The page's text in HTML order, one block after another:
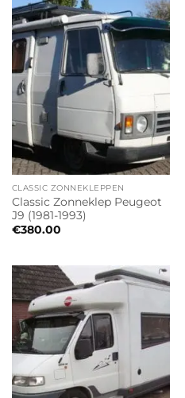
CLASSIC ZONNEKLEPPEN
Classic Zonneklep Peugeot
J9 (1981-1993)
€380.00